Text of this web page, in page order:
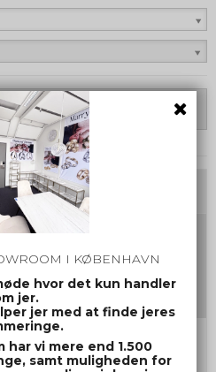
og evt. symbol)
og evt. symbol)
I KØBENHAVN
hvor det kun handler
jer.
jer med at finde jeres
har vi mere end 1.500
samt muligheden for